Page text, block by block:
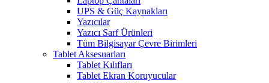
UPS & Güç Kaynakları
Yazıcılar
Yazıcı Sarf Ürünleri
Tüm Bilgisayar Çevre Birimleri
Tablet Aksesuarları
Tablet Kılıfları
Tablet Ekran Koruyucular